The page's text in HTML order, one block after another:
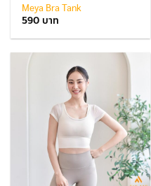
Meya Bra Tank
590